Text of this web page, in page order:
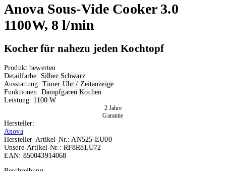
Anova Sous-Vide Cooker 3.0
1100W, 8 l/min
Kocher für nahezu jeden Kochtopf
Produkt bewerten
Detailfarbe: Silber Schwarz
Ausstattung: Timer Uhr / Zeitanzeige
Funktionen: Dampfgaren Kochen
Leistung: 1100 W
2 Jahre
Garantie
Hersteller:
Anova
Hersteller-Artikel-Nr.: AN525-EU00
Unsere-Artikel-Nr.: RF8R8LU72
EAN: 850043914068